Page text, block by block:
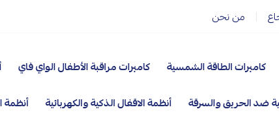
من نحن
كاميرات الطاقة الشمسية كاميرات مراقبة الأطفال الواي فاي
ضد الحريق والسرقة
أنظمة الاقفال الذكية والكهربائية أنظمة